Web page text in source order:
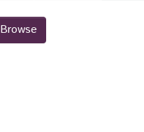
Externa
Browse